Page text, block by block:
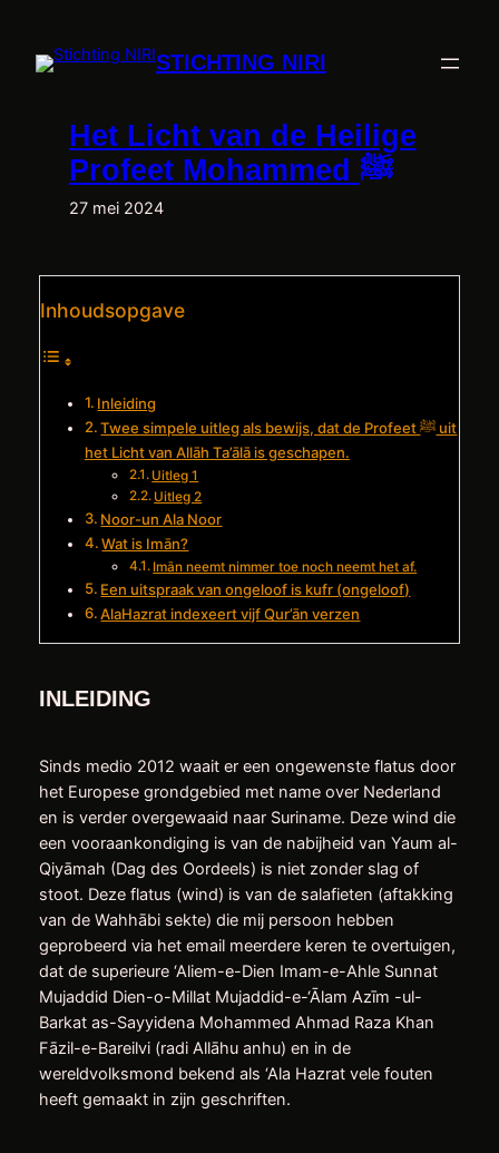
STICHTING NIRI
Het Licht van de Heilige
Profeet Mohammed ﷺ
27 mei 2024
Inhoudsopgave
Inleiding
Twee simpele uitleg als bewijs, dat de Profeet ﷺ uit
het Licht van Allāh Ta’ālā is geschapen.
Uitleg 1
Uitleg 2
Noor-un Ala Noor
Wat is Imān?
Imān neemt nimmer toe noch neemt het af.
Een uitspraak van ongeloof is kufr (ongeloof)
AlaHazrat indexeert vijf Qur’ān verzen
INLEIDING
Sinds medio 2012 waait er een ongewenste flatus door
het Europese grondgebied met name over Nederland
en is verder overgewaaid naar Suriname. Deze wind die
een vooraankondiging is van de nabijheid van Yaum al-
Qiyāmah (Dag des Oordeels) is niet zonder slag of
stoot. Deze flatus (wind) is van de salafieten (aftakking
van de Wahhābi sekte) die mij persoon hebben
geprobeerd via het email meerdere keren te overtuigen,
dat de superieure ‘Aliem-e-Dien Imam-e-Ahle Sunnat
Mujaddid Dien-o-Millat Mujaddid-e-‘Ālam Azīm -ul-
Barkat as-Sayyidena Mohammed Ahmad Raza Khan
Fāzil-e-Bareilvi (radi Allāhu anhu) en in de
wereldvolksmond bekend als ‘Ala Hazrat vele fouten
heeft gemaakt in zijn geschriften.